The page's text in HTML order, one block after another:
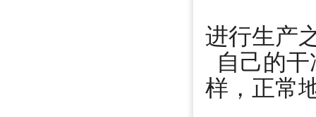
进行生产
自己的
样，正常